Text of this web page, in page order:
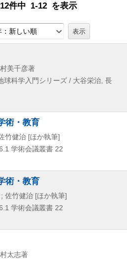
12件中 1-12 を表示
：新しい順
美千彦著
球科学入門シリーズ / 大谷栄治, 長
術・教育
竹健治 [ほか執筆]
学術会議叢書 22
術・教育
佐竹健治 [ほか執筆]
学術会議叢書 22
太志著